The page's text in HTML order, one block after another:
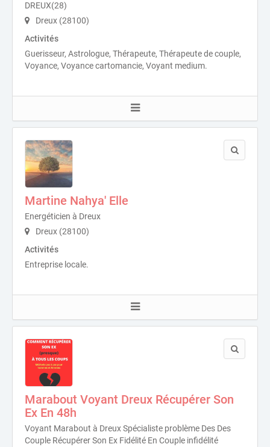
DREUX(28)
Dreux (28100)
Activités
Guerisseur, Astrologue, Thérapeute, Thérapeute de couple,
Voyance, Voyance cartomancie, Voyant medium.
Martine Nahya' Elle
Energéticien à Dreux
Dreux (28100)
Activités
Entreprise locale.
Marabout Voyant Dreux Récupérer Son
Ex En 48h
Voyant Marabout à Dreux Spécialiste problème Des Des
Couple Récupérer Son Ex Fidélité En Couple infidélité